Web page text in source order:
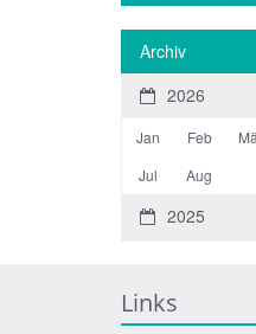
Archiv
2026
Jan Feb
Jul
Aug
2025
Links